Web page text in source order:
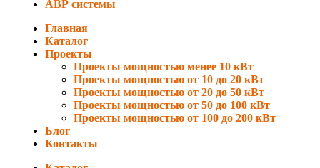
АВР системы
Главная
Каталог
Проекты
Проекты мощностью менее 10 кВт
Проекты мощностью от 10 до 20 кВт
Проекты мощностью от 20 до 50 кВт
Проекты мощностью от 50 до 100 кВт
Проекты мощностью от 100 до 200 кВт
Блог
Контакты